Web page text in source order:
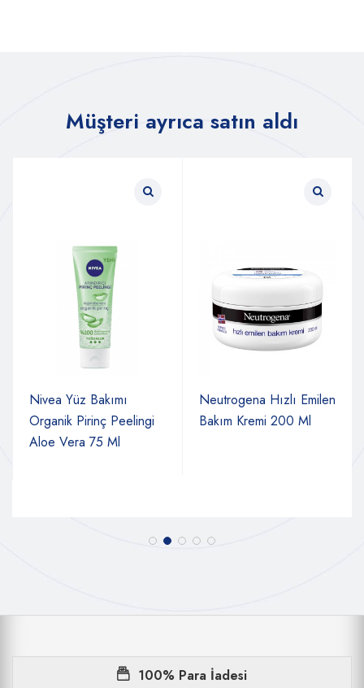
Müşteri ayrıca satın aldı
Nivea Yüz Bakımı
Organik Pirinç Peelingi
Aloe Vera 75 Ml
Neutrogena Hızlı Emilen
Bakım Kremi 200 Ml
100% Para İadesi